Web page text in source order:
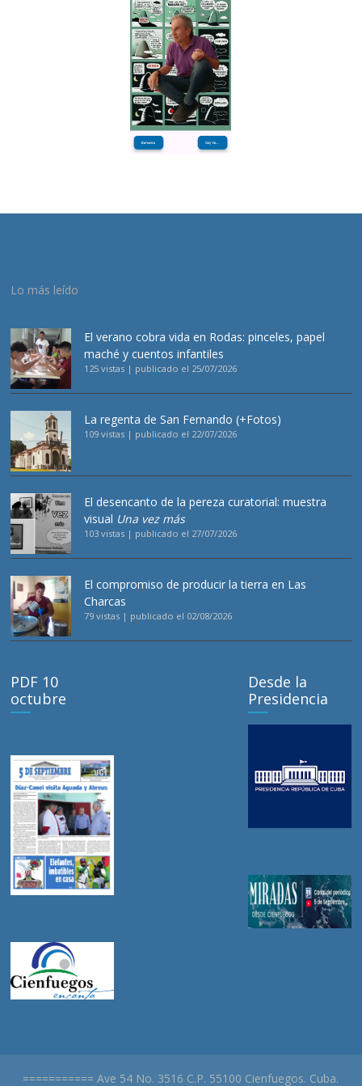
Lo más leído
El verano cobra vida en Rodas: pinceles, papel
maché y cuentos infantiles
125 vistas | publicado el 25/07/2026
La regenta de San Fernando (+Fotos)
109 vistas | publicado el 22/07/2026
El desencanto de la pereza curatorial: muestra
visual Una vez más
103 vistas | publicado el 27/07/2026
El compromiso de producir la tierra en Las
Charcas
79 vistas | publicado el 02/08/2026
PDF 10
octubre
Desde la
Presidencia
=========== Ave 54 No. 3516 C.P. 55100 Cienfuegos. Cuba.